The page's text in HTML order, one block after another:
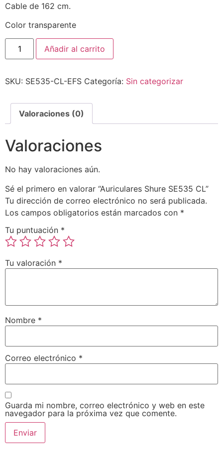
Cable de 162 cm.
Color transparente
Añadir al carrito
SKU: SE535-CL-EFS Categoría: Sin categorizar
Valoraciones (0)
Valoraciones
No hay valoraciones aún.
Sé el primero en valorar “Auriculares Shure SE535 CL”
Tu dirección de correo electrónico no será publicada.
Los campos obligatorios están marcados con *
Tu puntuación *
Tu valoración *
Nombre *
Correo electrónico *
Guarda mi nombre, correo electrónico y web en este
navegador para la próxima vez que comente.